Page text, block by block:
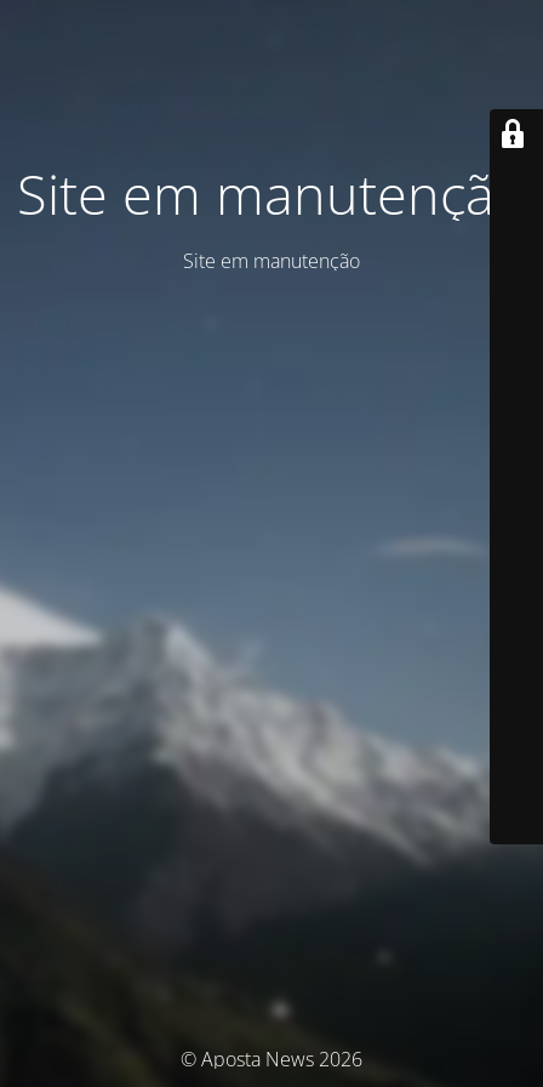
Site em manutenção
Site em manutenção
© Aposta News 2026